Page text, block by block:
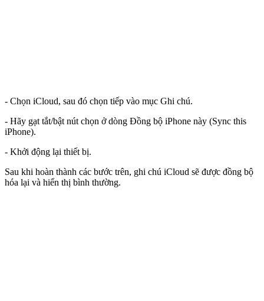
- Chọn iCloud, sau đó chọn tiếp vào mục Ghi chú.
- Hãy gạt tắt/bật nút chọn ở dòng Đồng bộ iPhone này (Sync this
iPhone).
- Khởi động lại thiết bị.
Sau khi hoàn thành các bước trên, ghi chú iCloud sẽ được đồng bộ
hóa lại và hiển thị bình thường.